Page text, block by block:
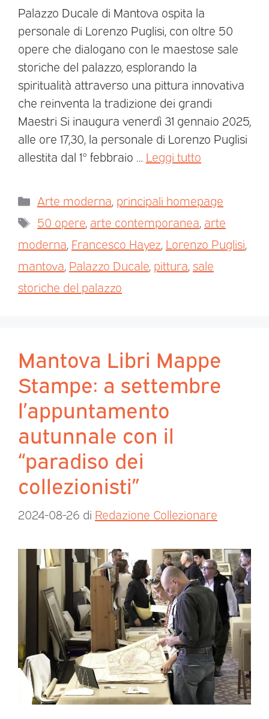
Palazzo Ducale di Mantova ospita la
personale di Lorenzo Puglisi, con oltre 50
opere che dialogano con le maestose sale
storiche del palazzo, esplorando la
spiritualità attraverso una pittura innovativa
che reinventa la tradizione dei grandi
Maestri Si inaugura venerdì 31 gennaio 2025,
alle ore 17,30, la personale di Lorenzo Puglisi
allestita dal 1° febbraio … Leggi tutto
Arte moderna, principali homepage
50 opere, arte contemporanea, arte
moderna, Francesco Hayez, Lorenzo Puglisi,
mantova, Palazzo Ducale, pittura,sale
storiche del palazzo
Mantova Libri Mappe
Stampe: a settembre
l’appuntamento
autunnale con il
“paradiso dei
collezionisti”
2024-08-26 di Redazione Collezionare